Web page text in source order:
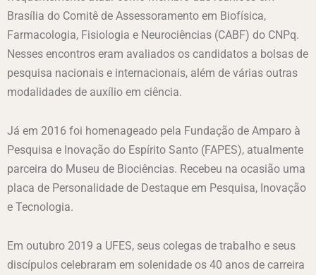
Brasília do Comitê de Assessoramento em Biofísica,
Farmacologia, Fisiologia e Neurociências (CABF) do CNPq.
Nesses encontros eram avaliados os candidatos a bolsas de
pesquisa nacionais e internacionais, além de várias outras
modalidades de auxílio em ciência.
Já em 2016 foi homenageado pela Fundação de Amparo à
Pesquisa e Inovação do Espírito Santo (FAPES), atualmente
parceira do Museu de Biociências. Recebeu na ocasião uma
placa de Personalidade de Destaque em Pesquisa, Inovação
e Tecnologia.
Em outubro 2019 a UFES, seus colegas de trabalho e seus
discípulos celebraram em solenidade os 40 anos de carreira